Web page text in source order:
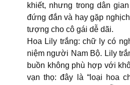
khiết, nhưng trong dân
đứng đắn và hay gặp
tượng cho cô gái dễ dãi.
Hoa Lily trắng: chữ ly có
niệm người Nam Bộ. Lily
buồn không phù hợp với
vạn thọ: đây là “loại hoa